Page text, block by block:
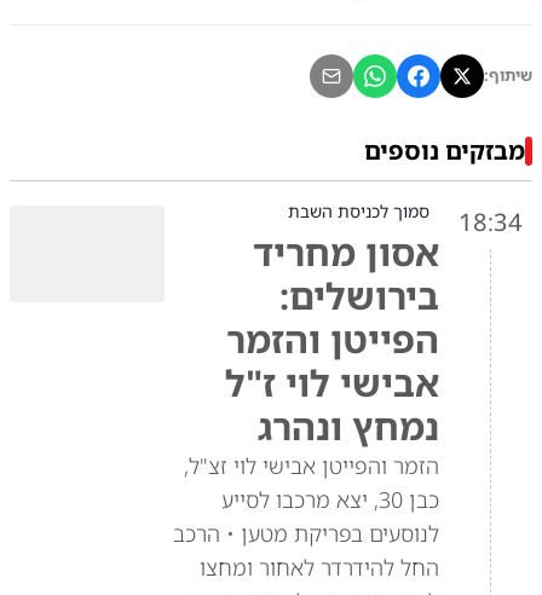
שיתוף:
מבזקים נוספים
18:34 סמוך לכניסת השבת
אסון מחריד
בירושלים:
הפייטן והזמר
אבישי לוי ז"ל
נמחץ ונהרג
הזמר והפייטן אבישי לוי זצ"ל,
כבן 30, יצא מרכבו לסייע
לנוסעים בפריקת מטען • הרכב
החל להידרדר לאחור ומחצו